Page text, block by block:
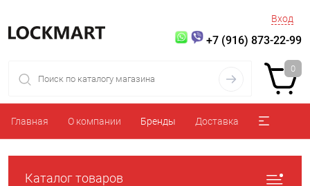
Вход
+7 (916) 873-22-99
0
Главная О компании Бренды Доставка
Каталог товаров